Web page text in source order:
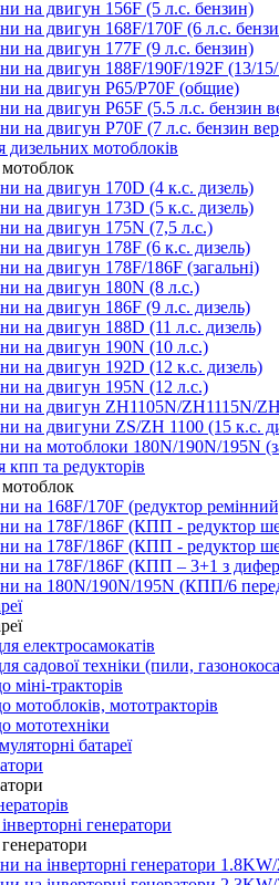
на двигун 156F (5 л.с. бензин)
на двигун 168F/170F (6 л.с.
на двигун 177F (9 л.с. бензин)
на двигун 188F/190F/192F (13/
на двигун P65/P70F (общие)
на двигун P65F (5.5 л.с. бензин
на двигун P70F (7 л.с. бензин
дизельних мотоблоків
на двигун 170D (4 к.с. дизель)
на двигун 173D (5 к.с. дизель)
на двигун 175N (7,5 л.с.)
на двигун 178F (6 к.с. дизель)
на двигун 178F/186F (загальні)
на двигун 180N (8 л.с.)
на двигун 186F (9 л.с. дизель)
на двигун 188D (11 л.с. дизель)
на двигун 190N (10 л.с.)
на двигун 192D (12 к.с. дизель)
на двигун 195N (12 л.с.)
на двигун ZH1105N/ZH1115N/
на двигуни ZS/ZH 1100 (15 к.с.
на мотоблоки 180N/190N/195N
кпп та редукторів
на 168F/170F (редуктор
на 178F/186F (КПП - редуктор
на 178F/186F (КПП - редуктор
на 178F/186F (КПП – 3+1 з
на 180N/190N/195N (КПП/6
електросамокатів
садової техніки (пили,
міні-тракторів
мотоблоків, мототракторів
мототехніки
батареї
генератори
на інверторні генератори